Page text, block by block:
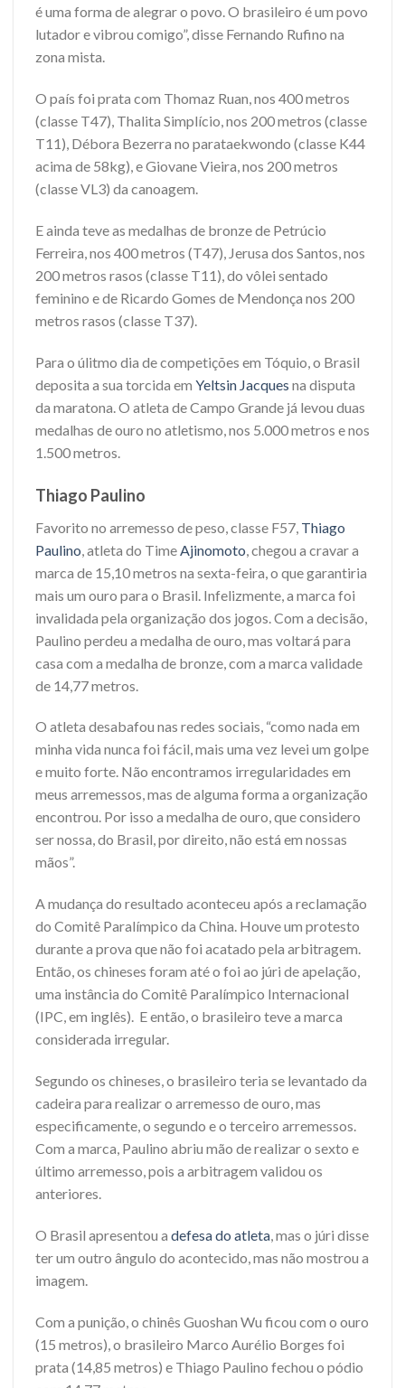
é uma forma de alegrar o povo. O brasileiro é um povo
lutador e vibrou comigo”, disse Fernando Rufino na
zona mista.
O país foi prata com Thomaz Ruan, nos 400 metros
(classe T47), Thalita Simplício, nos 200 metros (classe
T11), Débora Bezerra no parataekwondo (classe K44
acima de 58kg), e Giovane Vieira, nos 200 metros
(classe VL3) da canoagem.
E ainda teve as medalhas de bronze de Petrúcio
Ferreira, nos 400 metros (T47), Jerusa dos Santos, nos
200 metros rasos (classe T11), do vôlei sentado
feminino e de Ricardo Gomes de Mendonça nos 200
metros rasos (classe T37).
Para o úlitmo dia de competições em Tóquio, o Brasil
deposita a sua torcida em Yeltsin Jacques na disputa
da maratona. O atleta de Campo Grande já levou duas
medalhas de ouro no atletismo, nos 5.000 metros e nos
1.500 metros.
Thiago Paulino
Favorito no arremesso de peso, classe F57, Thiago
Paulino , atleta do Time Ajinomoto , chegou a cravar a
marca de 15,10 metros na sexta-feira, o que garantiria
mais um ouro para o Brasil. Infelizmente, a marca foi
invalidada pela organização dos jogos. Com a decisão,
Paulino perdeu a medalha de ouro, mas voltará para
casa com a medalha de bronze, com a marca validade
de 14,77 metros.
O atleta desabafou nas redes sociais, “como nada em
minha vida nunca foi fácil, mais uma vez levei um golpe
e muito forte. Não encontramos irregularidades em
meus arremessos, mas de alguma forma a organização
encontrou. Por isso a medalha de ouro, que considero
ser nossa, do Brasil, por direito, não está em nossas
mãos”.
A mudança do resultado aconteceu após a reclamação
do Comitê Paralímpico da China. Houve um protesto
durante a prova que não foi acatado pela arbitragem.
Então, os chineses foram até o foi ao júri de apelação,
uma instância do Comitê Paralímpico Internacional
(IPC, em inglês). E então, o brasileiro teve a marca
considerada irregular.
Segundo os chineses, o brasileiro teria se levantado da
cadeira para realizar o arremesso de ouro, mas
especificamente, o segundo e o terceiro arremessos.
Com a marca, Paulino abriu mão de realizar o sexto e
último arremesso, pois a arbitragem validou os
anteriores.
O Brasil apresentou a defesa do atleta , mas o júri disse
ter um outro ângulo do acontecido, mas não mostrou a
imagem.
Com a punição, o chinês Guoshan Wu ficou com o ouro
(15 metros), o brasileiro Marco Aurélio Borges foi
prata (14,85 metros) e Thiago Paulino fechou o pódio